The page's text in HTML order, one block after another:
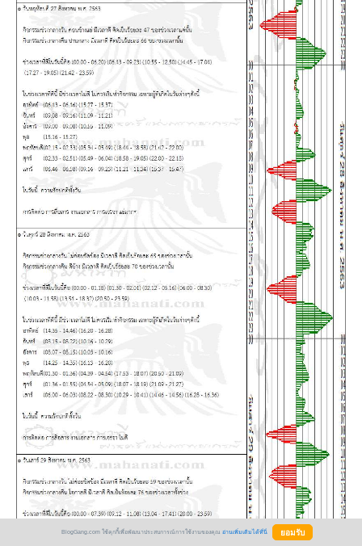
BlogGang.com ใช้คุกกี้เพื่อพัฒนาประสบการณ์การใช้งานของคุณ อ่านเพิ่มเติมได้ที่นี่